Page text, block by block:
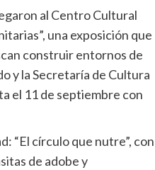
al Centro Cultural
una exposición que
construir entornos de
y la Secretaría de Cultura
el 11 de septiembre con
“El círculo que nutre”, con
de adobe y